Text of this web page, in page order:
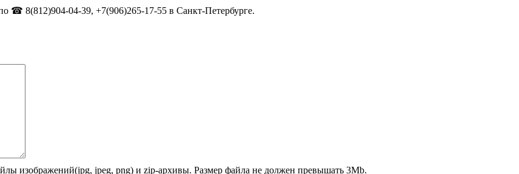
☎ 8(812)904-04-39, +7(906)265-17-55 в Санкт-Петербурге.
изображений(jpg, jpeg, png) и zip-архивы. Размер файла не должен превышать 3Mb.